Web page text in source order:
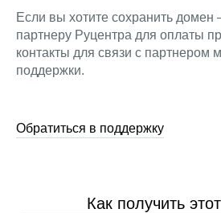
Если вы хотите сохранить домен
партнеру Руцентра для оплаты
контакты для связи с партнером
поддержки.
Обратиться в поддержку
Как получить